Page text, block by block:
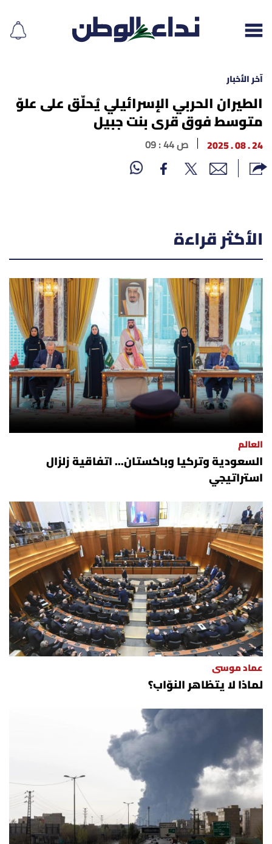
إقرأ الجريدة
لبنان
الغلاف
محليات
أسرار
متفرقات
نداء القرّاء
خاص الموقع
كتّابنا
تحت المجهر
آراء
اقتصاد
العالم
الصحافة الإسرائيلية
ثقافة وفنون
فصل من كتاب
اقرأ تضحك
سجالات
صحّة وصحن
الرياضة
آخر الأخبار
الطيران الحربي الإسرائيلي يُحلّق على علوّ
متوسط فوق قرى بنت جبيل
24 . 08 . 2025 09 : 44 ص
الأكثر قراءة
العالم
السعودية وتركيا وباكستان... اتفاقية زلزال
استراتيجي
عماد موسى
لماذا لا يتظاهر النوّاب؟